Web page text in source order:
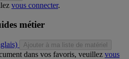
vous connecter.
métier
Ajouter à ma liste de matériel
dans vos favoris, veuillez vous